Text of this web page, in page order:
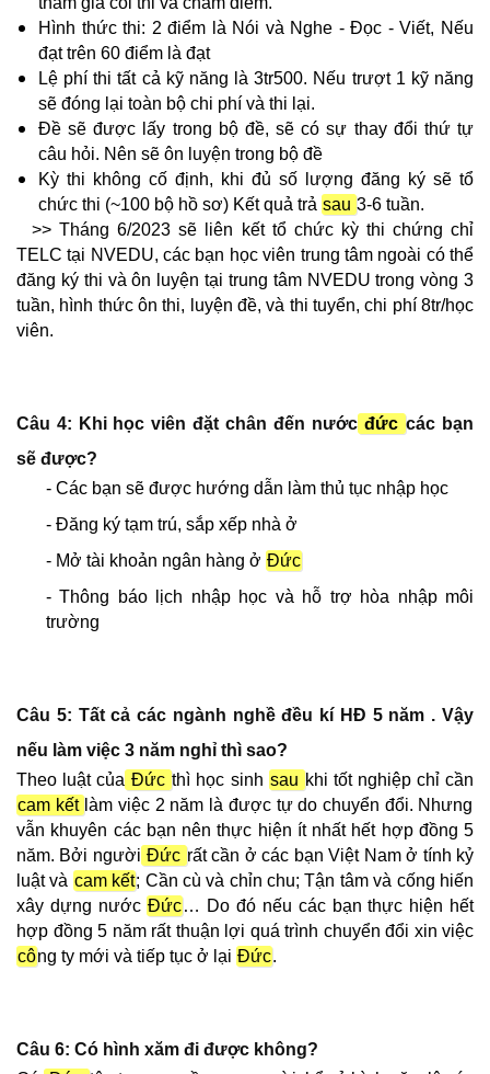
Hình thức thi: 2 điểm là Nói và Nghe - Đọc - Viết, Nếu
đạt trên 60 điểm là đạt
Lệ phí thi tất cả kỹ năng là 3tr500. Nếu trượt 1 kỹ năng
sẽ đóng lại toàn bộ chi phí và thi lại.
Đề sẽ được lấy trong bộ đề, sẽ có sự thay đổi thứ tự
câu hỏi. Nên sẽ ôn luyện trong bộ đề
Kỳ thi không cố định, khi đủ số lượng đăng ký sẽ tổ
chức thi (~100 bộ hồ sơ) Kết quả trả sau 3-6 tuần.
>> Tháng 6/2023 sẽ liên kết tổ chức kỳ thi chứng chỉ
TELC tại NVEDU, các bạn học viên trung tâm ngoài có thể
đăng ký thi và ôn luyện tại trung tâm NVEDU trong vòng 3
tuần, hình thức ôn thi, luyện đề, và thi tuyển, chi phí 8tr/học
viên.
Câu 4: Khi học viên đặt chân đến nước đức các bạn
sẽ được?
- Các bạn sẽ được hướng dẫn làm thủ tục nhập học
- Đăng ký tạm trú, sắp xếp nhà ở
- Mở tài khoản ngân hàng ở Đức
- Thông báo lịch nhập học và hỗ trợ hòa nhập môi
trường
Câu 5: Tất cả các ngành nghề đều kí HĐ 5 năm . Vậy
nếu làm việc 3 năm nghỉ thì sao?
Theo luật của Đức thì học sinh sau khi tốt nghiệp chỉ cần
cam kết làm việc 2 năm là được tự do chuyển đổi. Nhưng
vẫn khuyên các bạn nên thực hiện ít nhất hết hợp đồng 5
năm. Bởi người Đức rất cần ở các bạn Việt Nam ở tính kỷ
luật và cam kết; Cần cù và chỉn chu; Tận tâm và cống hiến
xây dựng nước Đức… Do đó nếu các bạn thực hiện hết
hợp đồng 5 năm rất thuận lợi quá trình chuyển đổi xin việc
công ty mới và tiếp tục ở lại Đức.
Câu 6: Có hình xăm đi được không?